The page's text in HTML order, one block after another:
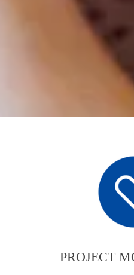
PROJECT